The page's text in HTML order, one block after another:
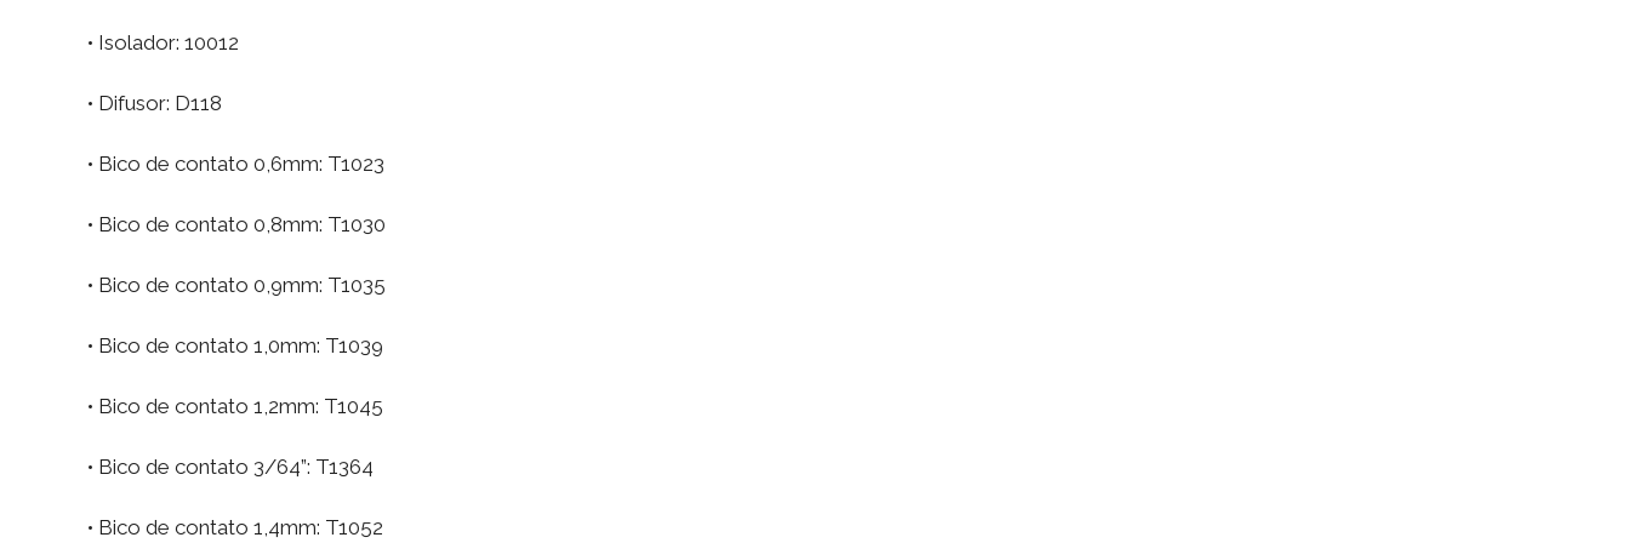
• Isolador: 10012
• Difusor: D118
• Bico de contato 0,6mm: T1023
• Bico de contato 0,8mm: T1030
• Bico de contato 0,9mm: T1035
• Bico de contato 1,0mm: T1039
• Bico de contato 1,2mm: T1045
• Bico de contato 3/64”: T1364
• Bico de contato 1,4mm: T1052